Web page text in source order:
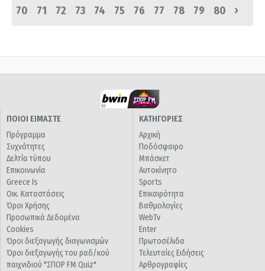
70
71 72 73 74 75 76 77 78 79 80 ›
ΠΟΙΟΙ ΕΙΜΑΣΤΕ
Πρόγραμμα
Συχνότητες
Δελτία τύπου
Επικοινωνία
Greece Is
Οικ. Καταστάσεις
Όροι Χρήσης
Προσωπικά Δεδομένα
Cookies
Όροι διεξαγωγής διαγωνισμών
Όροι διεξαγωγής του ραδ/κού
παιχνιδιού "ΣΠΟΡ FM Quiz"
ΚΑΤΗΓΟΡΙΕΣ
Αρχική
Ποδόσφαιρο
Μπάσκετ
Αυτοκίνητο
Sports
Επικαιρότητα
Βαθμολογίες
WebTv
Enter
Πρωτοσέλιδα
Τελευταίες Ειδήσεις
Αρθρογραφίες